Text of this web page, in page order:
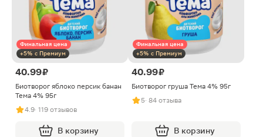
Финальная цена
+5% с Премиум
40.99 ₽
Биотворог яблоко персик банан
Тема 4% 95г
4.9· 119 отзывов
В корзину
Финальная цена
+5% с Премиум
40.99 ₽
Биотворог груша Тема 4% 95г
5· 84 отзыва
В корзину